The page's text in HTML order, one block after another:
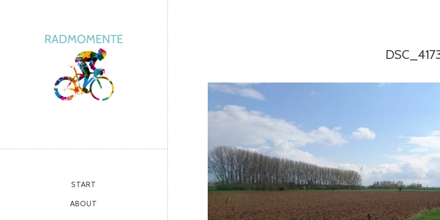
START
ABOUT